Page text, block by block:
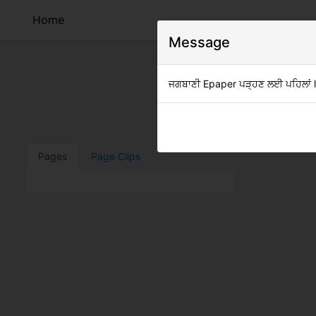
Home
Clip
Pages Page Clips
Message
ਜਗਬਾਣੀ Epaper ਪੜ੍ਹਣ ਲਈ